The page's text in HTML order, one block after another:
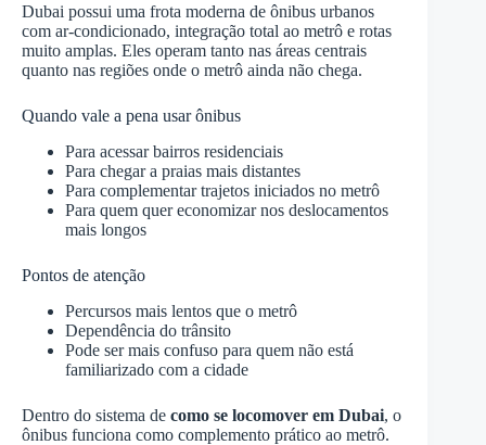
Dubai possui uma frota moderna de ônibus urbanos
com ar-condicionado, integração total ao metrô e rotas
muito amplas. Eles operam tanto nas áreas centrais
quanto nas regiões onde o metrô ainda não chega.
Quando vale a pena usar ônibus
Para acessar bairros residenciais
Para chegar a praias mais distantes
Para complementar trajetos iniciados no metrô
Para quem quer economizar nos deslocamentos
mais longos
Pontos de atenção
Percursos mais lentos que o metrô
Dependência do trânsito
Pode ser mais confuso para quem não está
familiarizado com a cidade
Dentro do sistema de como se locomover em Dubai, o
ônibus funciona como complemento prático ao metrô.